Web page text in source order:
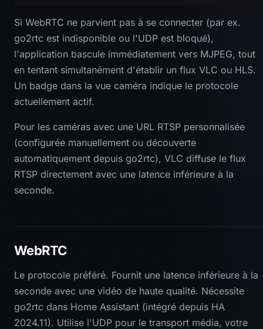
Si WebRTC ne parvient pas à se connecter (par ex.
go2rtc est indisponible ou l'UDP est bloqué),
l'application bascule immédiatement vers MJPEG, tout
en tentant simultanément d'établir un flux VLC ou HLS.
Un badge dans la vue caméra indique le protocole
actuellement actif.
Pour les caméras avec une URL RTSP personnalisée
(configurée manuellement ou découverte
automatiquement depuis go2rtc), VLC diffuse le flux
RTSP directement avec une latence inférieure à la
seconde.
WebRTC
Le protocole préféré. Fournit une latence inférieure à la
seconde avec une vidéo de haute qualité. Nécessite
go2rtc dans Home Assistant (intégré depuis HA
2024.11). Utilise l'UDP pour le transport média, votre